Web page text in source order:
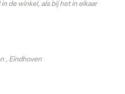
de winkel, als bij het in elkaar
, Eindhoven